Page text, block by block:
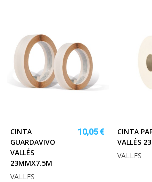
CINTA
GUARDAVIVO
VALLÉS
23MMX7.5M
10,05 €
VALLES
CINTA
VALLÉS
VALLES